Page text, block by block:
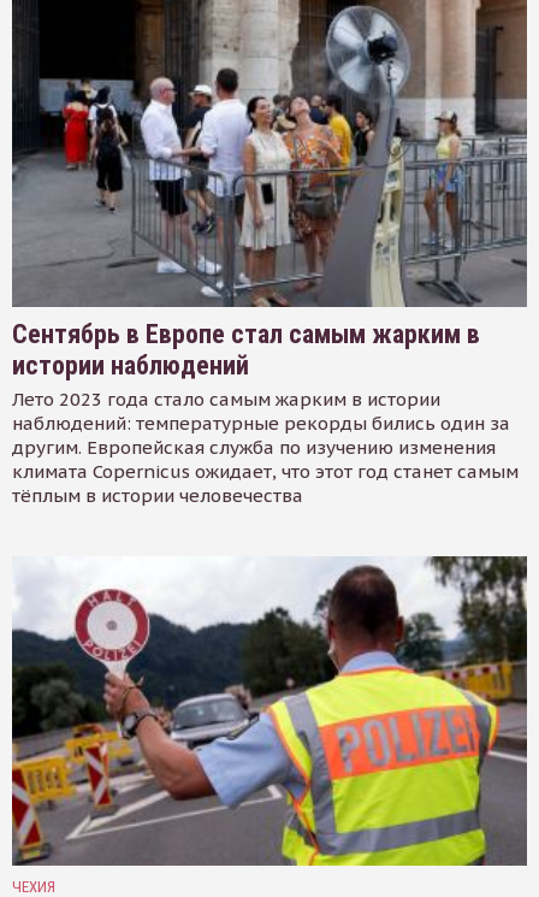
Сентябрь в Европе стал самым жарким в
истории наблюдений
Лето 2023 года стало самым жарким в истории
наблюдений: температурные рекорды бились один за
другим. Европейская служба по изучению изменения
климата Copernicus ожидает, что этот год станет самым
тёплым в истории человечества
ЧЕХИЯ